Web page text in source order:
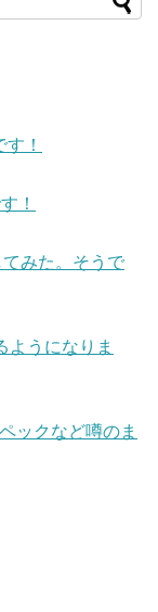
！
！
みた。そうで
ようになりま
ックなど噂のま